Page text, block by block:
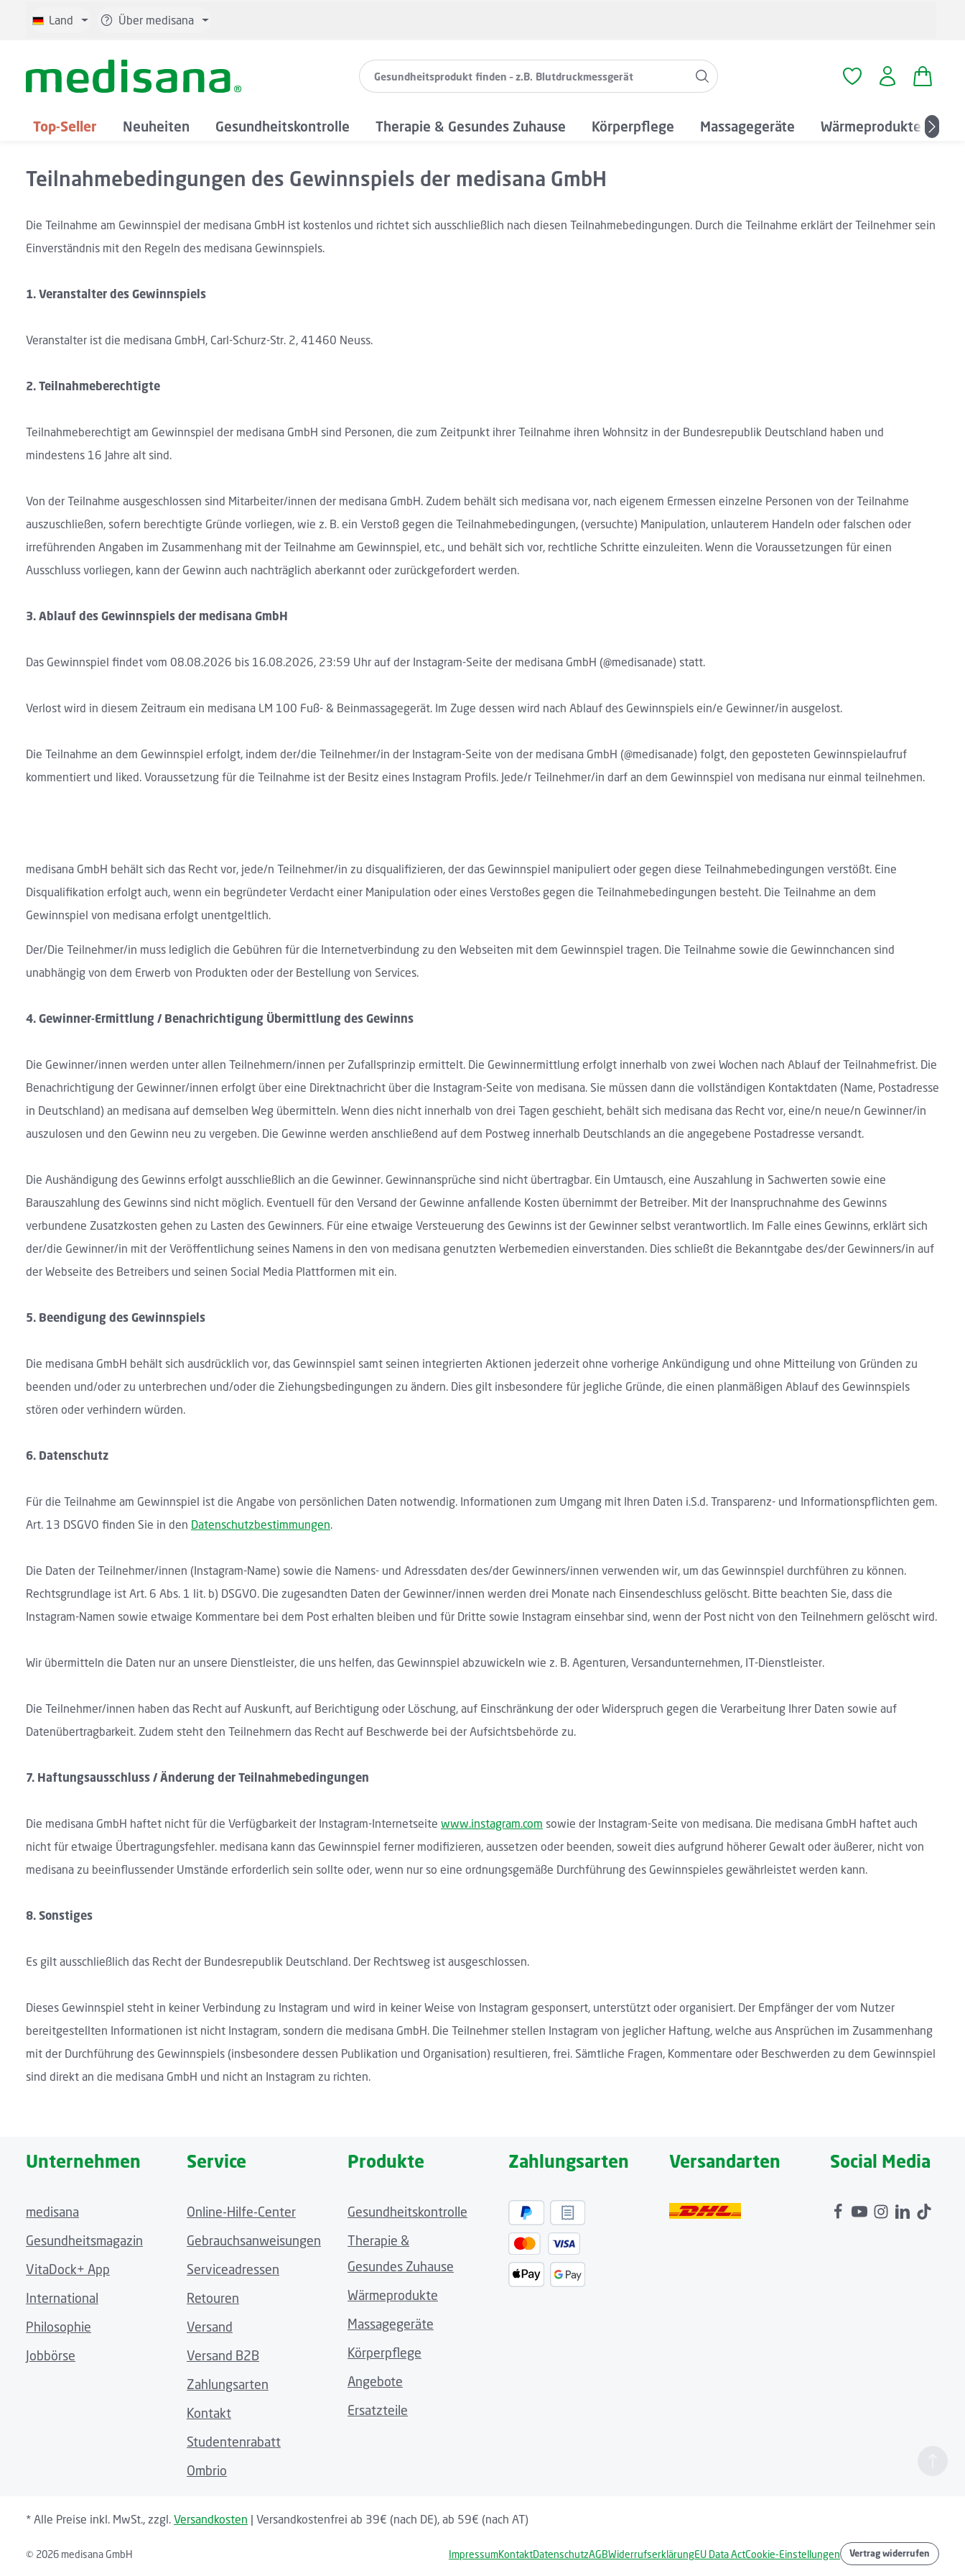
Hauptinhalt springen
Zur Suche springen
Zur Hauptnavigation springen
Land Über medisana
Du hast 0 Produkte
Top-Seller Neuheiten Gesundheitskontrolle Therapie & Gesundes Zuhause Körperpflege Massagegeräte Wärmeprodukte
Teilnahmebedingungen des Gewinnspiels der medisana GmbH
Die Teilnahme am Gewinnspiel der medisana GmbH ist kostenlos und richtet sich ausschließlich nach diesen Teilnahmebedingungen. Durch die Teilnahme erklärt der Teilnehmer sein
Einverständnis mit den Regeln des medisana Gewinnspiels.
1.Veranstalter des Gewinnspiels
Veranstalter ist die medisana GmbH, Carl-Schurz-Str. 2, 41460 Neuss.
2.Teilnahmeberechtigte
Teilnahmeberechtigt am Gewinnspiel der medisana GmbH sind Personen, die zum Zeitpunkt ihrer Teilnahme ihren Wohnsitz in der Bundesrepublik Deutschland haben und
mindestens 16 Jahre alt sind.
Von der Teilnahme ausgeschlossen sind Mitarbeiter/innen der medisana GmbH. Zudem behält sich medisana vor, nach eigenem Ermessen einzelne Personen von der Teilnahme
auszuschließen, sofern berechtigte Gründe vorliegen, wie z. B. ein Verstoß gegen die Teilnahmebedingungen, (versuchte) Manipulation, unlauterem Handeln oder falschen oder
irreführenden Angaben im Zusammenhang mit der Teilnahme am Gewinnspiel, etc., und behält sich vor, rechtliche Schritte einzuleiten. Wenn die Voraussetzungen für einen
Ausschluss vorliegen, kann der Gewinn auch nachträglich aberkannt oder zurückgefordert werden.
3.Ablauf des Gewinnspiels der medisana GmbH
Das Gewinnspiel findet vom 08.08.2026 bis 16.08.2026, 23:59 Uhr auf der Instagram-Seite der medisana GmbH (@medisanade) statt.
Verlost wird in diesem Zeitraum ein medisana LM 100 Fuß- & Beinmassagegerät. Im Zuge dessen wird nach Ablauf des Gewinnspiels ein/e Gewinner/in ausgelost.
Die Teilnahme an dem Gewinnspiel erfolgt, indem der/die Teilnehmer/in der Instagram-Seite von der medisana GmbH (@medisanade) folgt, den geposteten Gewinnspielaufruf
kommentiert und liked. Voraussetzung für die Teilnahme ist der Besitz eines Instagram Profils. Jede/r Teilnehmer/in darf an dem Gewinnspiel von medisana nur einmal teilnehmen.
medisana GmbH behält sich das Recht vor, jede/n Teilnehmer/in zu disqualifizieren, der das Gewinnspiel manipuliert oder gegen diese Teilnahmebedingungen verstößt. Eine
Disqualifikation erfolgt auch, wenn ein begründeter Verdacht einer Manipulation oder eines Verstoßes gegen die Teilnahmebedingungen besteht. Die Teilnahme an dem
Gewinnspiel von medisana erfolgt unentgeltlich.
Der/Die Teilnehmer/in muss lediglich die Gebühren für die Internetverbindung zu den Webseiten mit dem Gewinnspiel tragen. Die Teilnahme sowie die Gewinnchancen sind
unabhängig von dem Erwerb von Produkten oder der Bestellung von Services.
4.Gewinner-Ermittlung / Benachrichtigung Übermittlung des Gewinns
Die Gewinner/innen werden unter allen Teilnehmern/innen per Zufallsprinzip ermittelt. Die Gewinnermittlung erfolgt innerhalb von zwei Wochen nach Ablauf der Teilnahmefrist. Die
Benachrichtigung der Gewinner/innen erfolgt über eine Direktnachricht über die Instagram-Seite von medisana. Sie müssen dann die vollständigen Kontaktdaten (Name, Postadresse
in Deutschland) an medisana auf demselben Weg übermitteln. Wenn dies nicht innerhalb von drei Tagen geschieht, behält sich medisana das Recht vor, eine/n neue/n Gewinner/in
auszulosen und den Gewinn neu zu vergeben. Die Gewinne werden anschließend auf dem Postweg innerhalb Deutschlands an die angegebene Postadresse versandt.
Die Aushändigung des Gewinns erfolgt ausschließlich an die Gewinner. Gewinnansprüche sind nicht übertragbar. Ein Umtausch, eine Auszahlung in Sachwerten sowie eine
Barauszahlung des Gewinns sind nicht möglich. Eventuell für den Versand der Gewinne anfallende Kosten übernimmt der Betreiber. Mit der Inanspruchnahme des Gewinns
verbundene Zusatzkosten gehen zu Lasten des Gewinners. Für eine etwaige Versteuerung des Gewinns ist der Gewinner selbst verantwortlich. Im Falle eines Gewinns, erklärt sich
der/die Gewinner/in mit der Veröffentlichung seines Namens in den von medisana genutzten Werbemedien einverstanden. Dies schließt die Bekanntgabe des/der Gewinners/in auf
der Webseite des Betreibers und seinen Social Media Plattformen mit ein.
5. Beendigung des Gewinnspiels
Die medisana GmbH behält sich ausdrücklich vor, das Gewinnspiel samt seinen integrierten Aktionen jederzeit ohne vorherige Ankündigung und ohne Mitteilung von Gründen zu
beenden und/oder zu unterbrechen und/oder die Ziehungsbedingungen zu ändern. Dies gilt insbesondere für jegliche Gründe, die einen planmäßigen Ablauf des Gewinnspiels
stören oder verhindern würden.
6. Datenschutz
Für die Teilnahme am Gewinnspiel ist die Angabe von persönlichen Daten notwendig. Informationen zum Umgang mit Ihren Daten i.S.d. Transparenz- und Informationspflichten gem.
Art. 13 DSGVO finden Sie in den Datenschutzbestimmungen.
Die Daten der Teilnehmer/innen (Instagram-Name) sowie die Namens- und Adressdaten des/der Gewinners/innen verwenden wir, um das Gewinnspiel durchführen zu können.
Rechtsgrundlage ist Art. 6 Abs. 1 lit. b) DSGVO. Die zugesandten Daten der Gewinner/innen werden drei Monate nach Einsendeschluss gelöscht. Bitte beachten Sie, dass die
Instagram-Namen sowie etwaige Kommentare bei dem Post erhalten bleiben und für Dritte sowie Instagram einsehbar sind, wenn der Post nicht von den Teilnehmern gelöscht wird.
Wir übermitteln die Daten nur an unsere Dienstleister, die uns helfen, das Gewinnspiel abzuwickeln wie z. B. Agenturen, Versandunternehmen, IT-Dienstleister.
Die Teilnehmer/innen haben das Recht auf Auskunft, auf Berichtigung oder Löschung, auf Einschränkung der oder Widerspruch gegen die Verarbeitung Ihrer Daten sowie auf
Datenübertragbarkeit. Zudem steht den Teilnehmern das Recht auf Beschwerde bei der Aufsichtsbehörde zu.
7. Haftungsausschluss / Änderung der Teilnahmebedingungen
Die medisana GmbH haftet nicht für die Verfügbarkeit der Instagram-Internetseite www.instagram.com sowie der Instagram-Seite von medisana. Die medisana GmbH haftet auch
nicht für etwaige Übertragungsfehler. medisana kann das Gewinnspiel ferner modifizieren, aussetzen oder beenden, soweit dies aufgrund höherer Gewalt oder äußerer, nicht von
medisana zu beeinflussender Umstände erforderlich sein sollte oder, wenn nur so eine ordnungsgemäße Durchführung des Gewinnspieles gewährleistet werden kann.
8.Sonstiges
Es gilt ausschließlich das Recht der Bundesrepublik Deutschland. Der Rechtsweg ist ausgeschlossen.
Dieses Gewinnspiel steht in keiner Verbindung zu Instagram und wird in keiner Weise von Instagram gesponsert, unterstützt oder organisiert. Der Empfänger der vom Nutzer
bereitgestellten Informationen ist nicht Instagram, sondern die medisana GmbH. Die Teilnehmer stellen Instagram von jeglicher Haftung, welche aus Ansprüchen im Zusammenhang
mit der Durchführung des Gewinnspiels (insbesondere dessen Publikation und Organisation) resultieren, frei. Sämtliche Fragen, Kommentare oder Beschwerden zu dem Gewinnspiel
sind direkt an die medisana GmbH und nicht an Instagram zu richten.
Unternehmen
medisana
Gesundheitsmagazin
VitaDock+ App
International
Philosophie
Jobbörse
Service
Online-Hilfe-Center
Gebrauchsanweisungen
Serviceadressen
Retouren
Versand
Versand B2B
Zahlungsarten
Kontakt
Studentenrabatt
Ombrio
Produkte
Gesundheitskontrolle
Therapie &
Gesundes Zuhause
Wärmeprodukte
Massagegeräte
Körperpflege
Angebote
Ersatzteile
Zahlungsarten Versandarten Social Media
* Alle Preise inkl. MwSt., zzgl.Versandkosten | Versandkostenfrei ab 39€ (nach DE), ab 59€ (nach AT)
© 2026 medisana GmbH ImpressumKontaktDatenschutzAGBWiderrufserklärungEU Data ActCookie-Einstellungen Vertrag widerrufen